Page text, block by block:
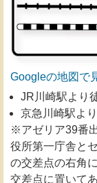
Googleの地図で
JR川崎駅より
京急川崎駅よ
※アゼリア39番
役所第一庁舎と
の交差点の右角
交差点に置いて